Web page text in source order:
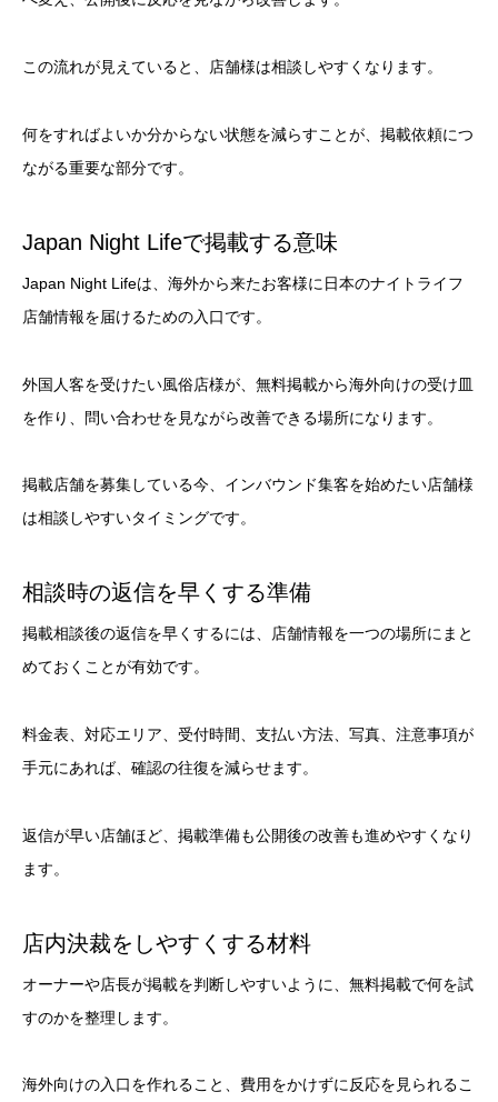
この流れが見えていると、店舗様は相談しやすくなります。
何をすればよいか分からない状態を減らすことが、掲載依頼につ
ながる重要な部分です。
Japan Night Lifeで掲載する意味
Japan Night Lifeは、海外から来たお客様に日本のナイトライフ
店舗情報を届けるための入口です。
外国人客を受けたい風俗店様が、無料掲載から海外向けの受け皿
を作り、問い合わせを見ながら改善できる場所になります。
掲載店舗を募集している今、インバウンド集客を始めたい店舗様
は相談しやすいタイミングです。
相談時の返信を早くする準備
掲載相談後の返信を早くするには、店舗情報を一つの場所にまと
めておくことが有効です。
料金表、対応エリア、受付時間、支払い方法、写真、注意事項が
手元にあれば、確認の往復を減らせます。
返信が早い店舗ほど、掲載準備も公開後の改善も進めやすくなり
ます。
店内決裁をしやすくする材料
オーナーや店長が掲載を判断しやすいように、無料掲載で何を試
すのかを整理します。
海外向けの入口を作れること、費用をかけずに反応を見られるこ